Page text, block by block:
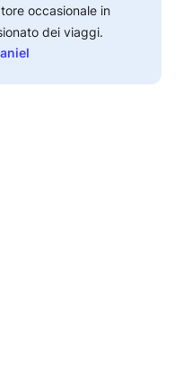
occasionale in
dei viaggi.